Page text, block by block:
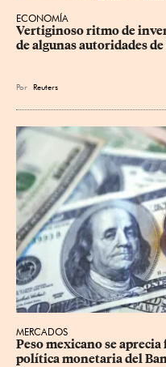
ECONOMÍA
Vertiginoso ritmo de
de algunas autoridades de
Por Reuters
MERCADOS
Peso mexicano se
política monetaria del